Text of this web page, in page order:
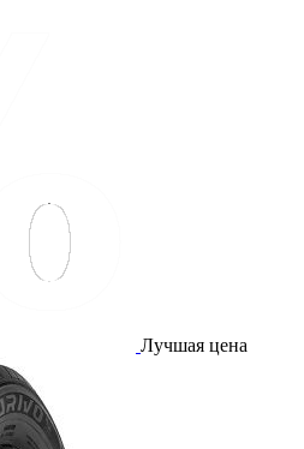
Лучшая цена